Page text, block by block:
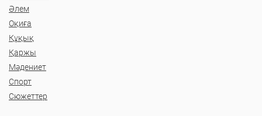
Әлем
Оқиға
Құқық
Қаржы
Мәдениет
Спорт
Сюжеттер